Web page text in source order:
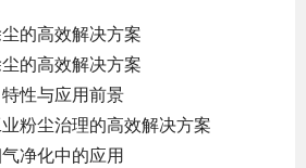
的高效解决方案
的高效解决方案
性与应用前景
粉尘治理的高效解决方案
净化中的应用